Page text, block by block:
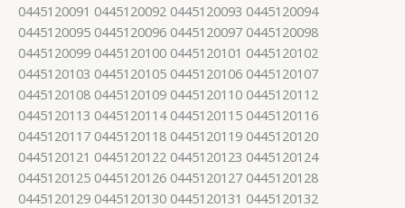
0445120091 0445120092 0445120093 0445120094
0445120095 0445120096 0445120097 0445120098
0445120099 0445120100 0445120101 0445120102
0445120103 0445120105 0445120106 0445120107
0445120108 0445120109 0445120110 0445120112
0445120113 0445120114 0445120115 0445120116
0445120117 0445120118 0445120119 0445120120
0445120121 0445120122 0445120123 0445120124
0445120125 0445120126 0445120127 0445120128
0445120129 0445120130 0445120131 0445120132